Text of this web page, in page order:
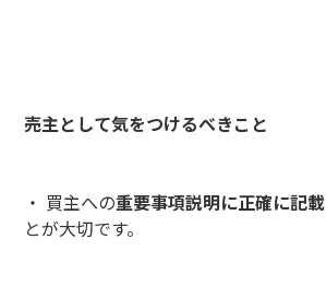
売主として気をつけるべきこと
・ 買主への重要事項説明に正確に記載
とが大切です。